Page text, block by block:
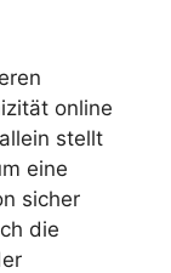
online
stellt
eine
sicher
die